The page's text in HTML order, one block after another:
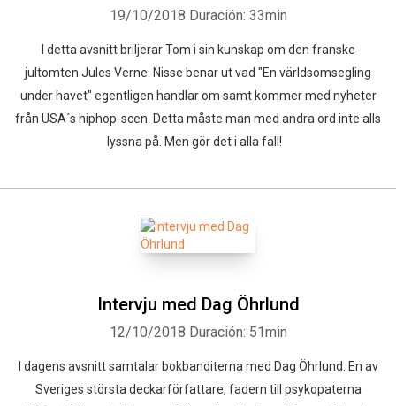
19/10/2018 Duración: 33min
I detta avsnitt briljerar Tom i sin kunskap om den franske
jultomten Jules Verne. Nisse benar ut vad "En världsomsegling
under havet" egentligen handlar om samt kommer med nyheter
från USA´s hiphop-scen. Detta måste man med andra ord inte alls
lyssna på. Men gör det i alla fall!
Intervju med Dag Öhrlund
12/10/2018 Duración: 51min
I dagens avsnitt samtalar bokbanditerna med Dag Öhrlund. En av
Sveriges största deckarförfattare, fadern till psykopaterna